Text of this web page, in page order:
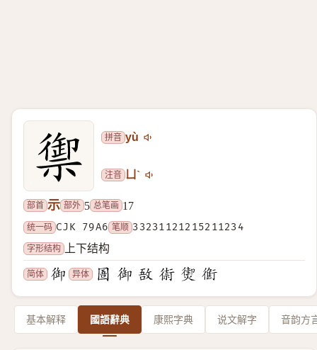
拼音 yù
注音 ㄩˋ
部首 示 部外 5 总笔画 17
统一码 CJK 79A6 笔顺 33231121215211234
字形结构
上下结构
简体 异体
基本解释 國語辭典 康熙字典 说文解字 音韵方